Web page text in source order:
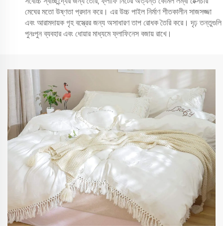
মেঘের মতো উষ্ণতা প্রদান করে। এর উচ্চ পাইল নির্মাণ শীতকালীন সাজসজ্জা
এবং আরামদায়ক গৃহ বস্ত্রের জন্য অসাধারণ তাপ রোধক তৈরি করে। দৃঢ় তন্তুগুলি
পুনঃপুন ব্যবহার এবং ধোয়ার মাধ্যমে ফ্লাফিনেস বজায় রাখে।